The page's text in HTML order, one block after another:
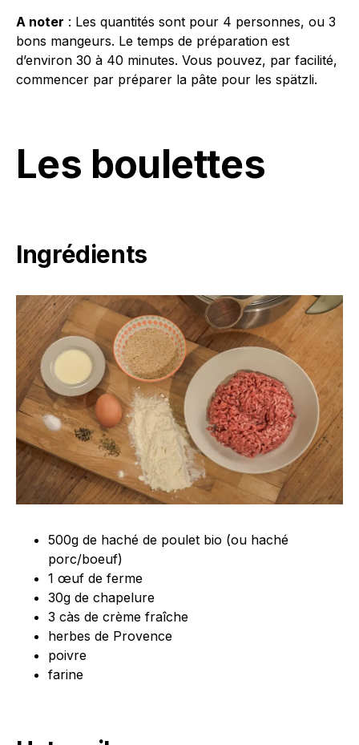
A noter : Les quantités sont pour 4 personnes, ou 3
bons mangeurs. Le temps de préparation est
d’environ 30 à 40 minutes. Vous pouvez, par facilité,
commencer par préparer la pâte pour les spätzli.
Les boulettes
Ingrédients
500g de haché de poulet bio (ou haché
porc/boeuf)
1 œuf de ferme
30g de chapelure
3 càs de crème fraîche
herbes de Provence
poivre
farine